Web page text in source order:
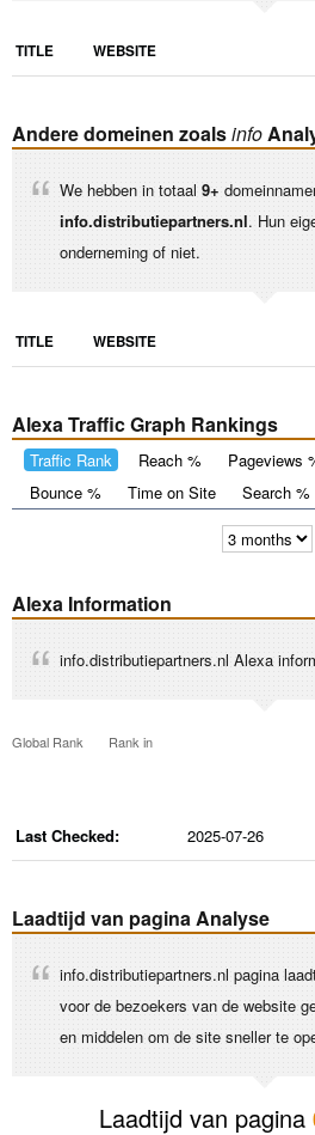
TITLE WEBSITE
Andere domeinen zoalsinfo
We hebben in totaal 9+
info.distributiepartners.nl. Hun
onderneming of niet.
TITLE WEBSITE
Alexa Traffic Graph Rankings
Traffic Rank Reach % Pageviews
Bounce %
Time on Site Search %
Alexa Information
info.distributiepartners.nl Alexa
Global Rank Rank in
Last Checked: 2025-07-26
Laadtijd van pagina Analyse
info.distributiepartners.nl pagina
voor de bezoekers van de website
en middelen om de site sneller te
Laadtijd van pagina